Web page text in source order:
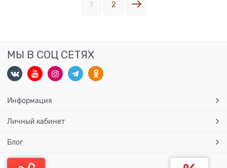
1 2
МЫ В СОЦ СЕТЯХ
Информация
Личный кабинет
Блог